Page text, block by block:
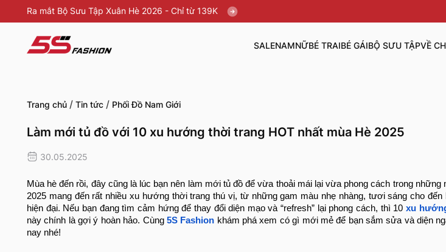
Ra mắt Bộ Sưu Tập Xuân Hè 2026 - Chỉ từ 139K
SALENAMNỮBÉ TRAIBÉ GÁIBỘ SƯU TẬPVỀ
Trang chủ / Tin tức / Phối Đồ Nam Giới
Làm mới tủ đồ với 10 xu hướng thời trang HOT nhất mùa Hè 2025
30.05.2025
Mùa hè đến rồi, đây cũng là lúc bạn nên làm mới tủ đồ để vừa thoải mái lại vừa phong cách trong những
2025 mang đến rất nhiều xu hướng thời trang thú vị, từ những gam màu nhẹ nhàng, tươi sáng cho đến
hiện đại. Nếu bạn đang tìm cảm hứng để thay đổi diện mạo và “refresh” lại phong cách, thì 10xu
này chính là gợi ý hoàn hảo. Cùng 5S Fashion khám phá xem có gì mới mẻ để bạn sắm sửa và diện
nay nhé!